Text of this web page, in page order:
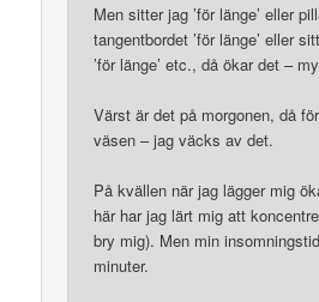
Men sitter jag ’för länge’ eller
tangentbordet ’för länge’ eller
’för länge’ etc., då ökar det –
Värst är det på morgonen, då
väsen – jag väcks av det.
På kvällen när jag lägger mig
här har jag lärt mig att
bry mig). Men min
minuter.